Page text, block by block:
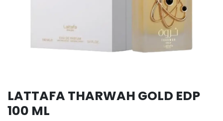
LATTAFA THARWAH GOLD EDP
100 ML